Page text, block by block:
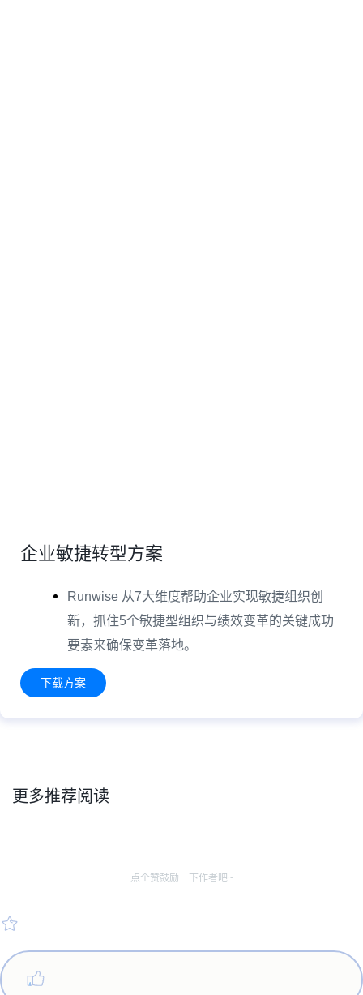
企业敏捷转型方案
Runwise 从7大维度帮助企业实现敏捷组织创
新，抓住5个敏捷型组织与绩效变革的关键成功
要素来确保变革落地。
下载方案
更多推荐阅读
点个赞鼓励一下作者吧~